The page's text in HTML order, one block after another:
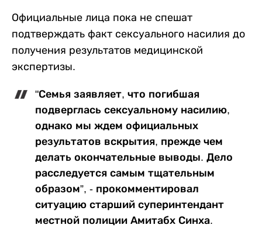
Официальные лица пока не спешат
подтверждать факт сексуального насилия до
получения результатов медицинской
экспертизы.
"Семья заявляет, что погибшая
подверглась сексуальному насилию,
однако мы ждем официальных
результатов вскрытия, прежде чем
делать окончательные выводы. Дело
расследуется самым тщательным
образом”, - прокомментировал
ситуацию старший суперинтендант
местной полиции Амитабх Синха.